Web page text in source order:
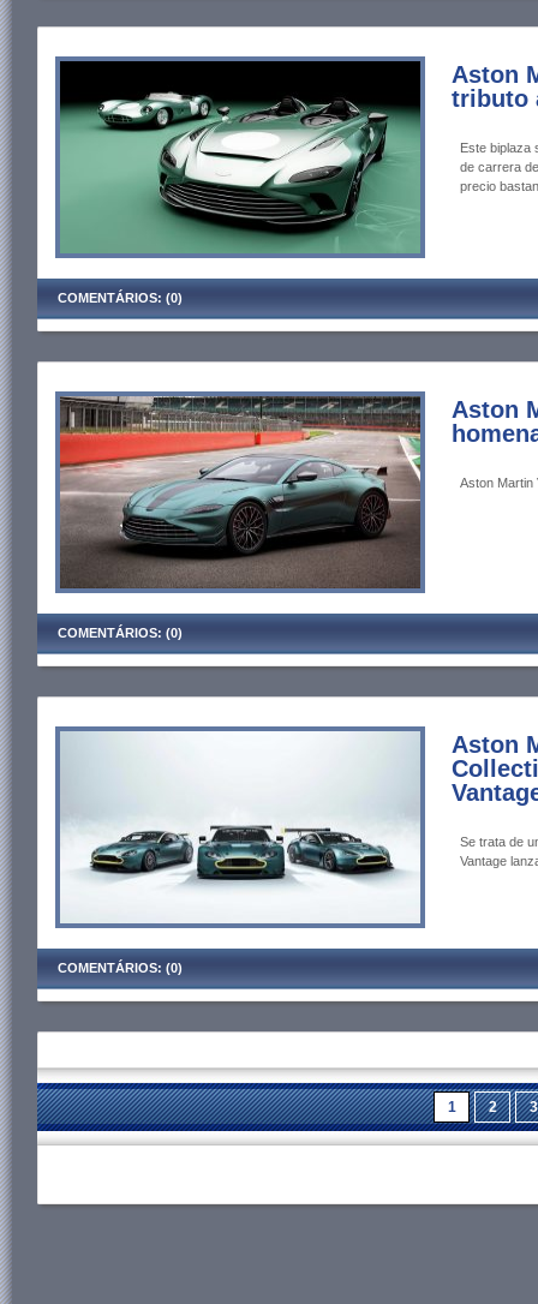
Aston
tributo
Este biplaza
de carrera
precio
COMENTÁRIOS: (0)
Aston
Aston Martin
COMENTÁRIOS: (0)
Aston
Se trata de
Vantage
COMENTÁRIOS: (0)
1 2 3